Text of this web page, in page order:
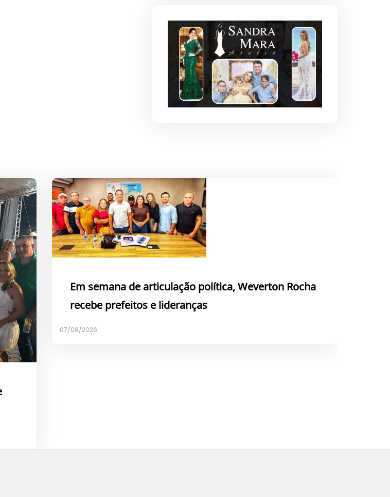
Em semana de articulação política, Weverton Rocha
recebe prefeitos e lideranças
07/08/2026